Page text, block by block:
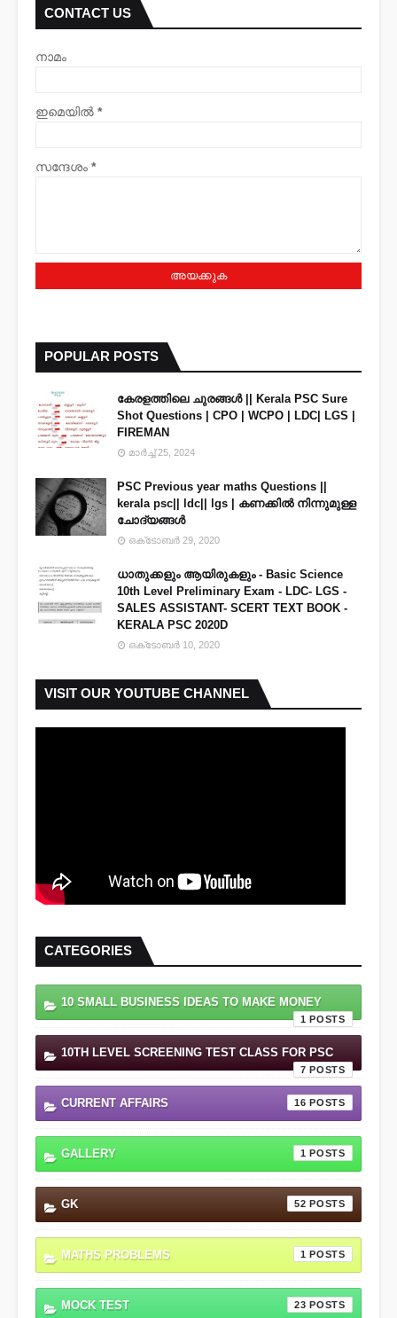
CONTACT US
നാമം
ഇമെയില്‍ *
സന്ദേശം *
POPULAR POSTS
കേരളത്തിലെ ചുരങ്ങൾ || Kerala PSC Sure
Shot Questions | CPO | WCPO | LDC| LGS |
FIREMAN
മാർച്ച് 25, 2024
PSC Previous year maths Questions ||
kerala psc|| ldc|| lgs | കണക്കിൽ നിന്നുമുള്ള
ചോദ്യങ്ങൾ
ഒക്‌ടോബർ 29, 2020
ധാതുക്കളും ആയിരുകളും - Basic Science
10th Level Preliminary Exam - LDC- LGS -
SALES ASSISTANT- SCERT TEXT BOOK -
KERALA PSC 2020D
ഒക്‌ടോബർ 10, 2020
VISIT OUR YOUTUBE CHANNEL
CATEGORIES
10 SMALL BUSINESS IDEAS TO MAKE MONEY
1
10TH LEVEL SCREENING TEST CLASS FOR PSC
7
CURRENT AFFAIRS 16
GALLERY 1
GK 52
MATHS PROBLEMS 1
MOCK TEST 23